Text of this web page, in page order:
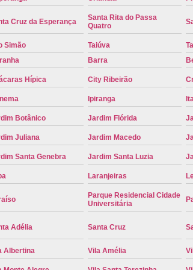
Placa de Carro
Placa de um Carro
Placa Preta de
Placa de
Placa Veicular
Placa Veicular
Placa Veicular
Reforma de
Reforma de
Reforma de Placa
Serviço de Reforma
Serviço de
Cruz da Esperança
Santa Rita do Passa
Quatro
Simão Taiúva
Barra
Hípica City Ribeirão
Ipiranga
Botânico Jardim Flórida
Juliana Jardim Macedo
Santa Genebra Jardim Santa Luzia
Laranjeiras
Parque Residencial Cidade
Universitária
Adélia Santa Cruz
Albertina Vila Amélia